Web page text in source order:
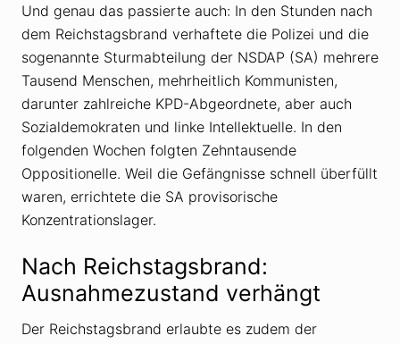
Und genau das passierte auch: In den Stunden nach
dem Reichstagsbrand verhaftete die Polizei und die
sogenannte Sturmabteilung der NSDAP (SA) mehrere
Tausend Menschen, mehrheitlich Kommunisten,
darunter zahlreiche KPD-Abgeordnete, aber auch
Sozialdemokraten und linke Intellektuelle. In den
folgenden Wochen folgten Zehntausende
Oppositionelle. Weil die Gefängnisse schnell überfüllt
waren, errichtete die SA provisorische
Konzentrationslager.
Nach Reichstagsbrand:
Ausnahmezustand verhängt
Der Reichstagsbrand erlaubte es zudem der